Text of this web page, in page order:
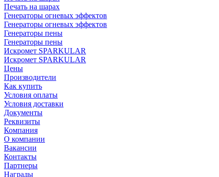
Печать на шарах
Генераторы огневых эффектов
Генераторы огневых эффектов
Генераторы пены
Генераторы пены
Искромет SPARKULAR
Искромет SPARKULAR
Цены
Производители
Как купить
Условия оплаты
Условия доставки
Документы
Реквизиты
Компания
О компании
Вакансии
Контакты
Партнеры
Награды